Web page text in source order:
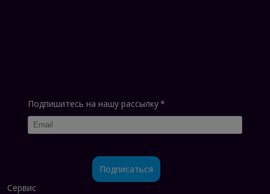
Подпишитесь на нашу рассылку*
Подписаться
Сервис